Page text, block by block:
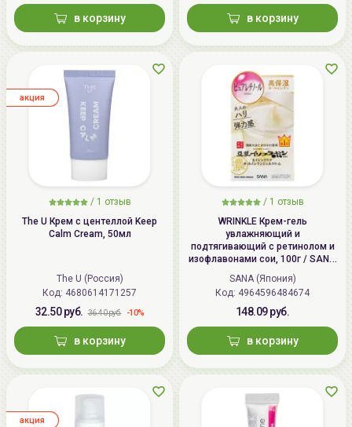
в корзину в корзину
/ 1 отзыв
The U Крем с центеллой Keep
Calm Cream, 50мл
The U (Россия)
Код: 4680614171257
32.50 руб. 36.40 руб. -10%
в корзину
aкция
/ 1 отзыв
WRINKLE Крем-гель
увлажняющий и
подтягивающий с ретинолом и
изофлавонами сои, 100г / SANA
WRINKLE Gel Cream
SANA (Япония)
Код: 4964596484674
148.09 руб.
в корзину
aкция